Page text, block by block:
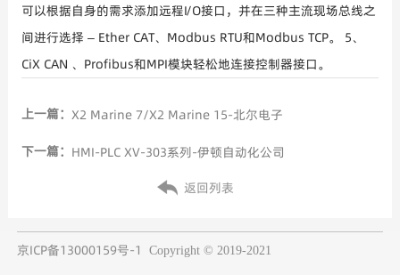
可以根据自身的需求添加远程I/O接口，并在三种主流现场总线之
间进行选择 – Ether CAT、Modbus RTU和Modbus TCP。 5、
CiX CAN 、Profibus和MPI模块轻松地连接控制器接口。
上一篇： X2 Marine 7/X2 Marine 15-北尔电子
下一篇： HMI-PLC XV-303系列-伊顿自动化公司
返回列表
京ICP备13000159号-1 Copyright © 2019-2021